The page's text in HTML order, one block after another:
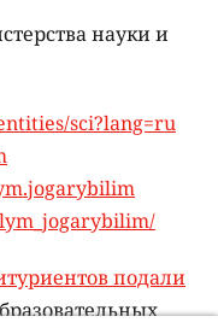
науки и
sci?lang=ru
подали